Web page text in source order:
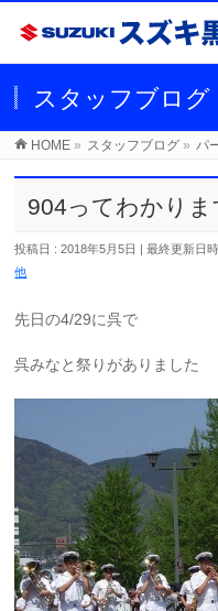
スタッフブログ
HOME » スタッフブログ » パ
904ってわかりま
投稿日 : 2018年5月5日 最終更新日
他
先日の4/29に呉で
呉みなと祭りがありました